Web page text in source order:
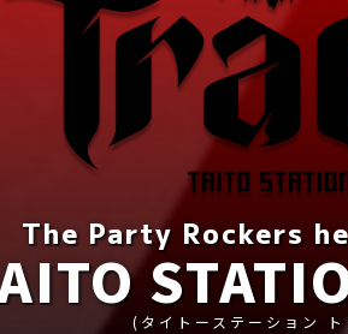
The Party Rockers
(タイトーステーション